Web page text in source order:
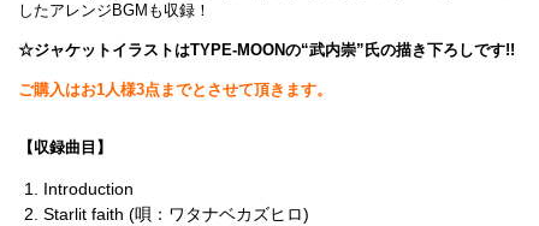
したアレンジBGMも収録！
☆ジャケットイラストはTYPE-MOONの“武内崇”氏の描き下ろしです!!
ご購入はお1人様3点までとさせて頂きます。
【収録曲目】
Introduction
Starlit faith (唄：ワタナベカズヒロ)